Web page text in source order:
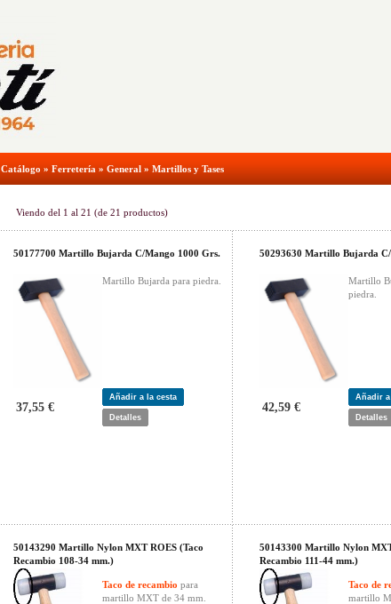
Catálogo » Ferretería » General » Martillos y Tases
Viendo del 1 al 21 (de 21 productos)
50177700 Martillo Bujarda C/Mango 1000 Grs.
Martillo Bujarda para piedra.
37,55 €
Añadir a la cesta
Detalles
50293630 Martillo Bujarda
Martillo
piedra.
42,59 €
Añadir
Detalles
50143290 Martillo Nylon MXT ROES (Taco
Recambio 108-34 mm.)
Taco de recambio para
martillo MXT de 34 mm.
50143300 Martillo Nylon
Recambio 111-44 mm.)
Taco de
martillo